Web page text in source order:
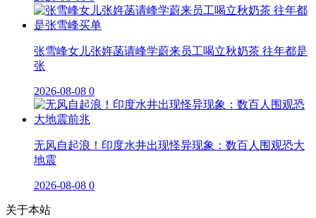
张雪峰女儿张姩菡请峰学蔚来员工喝立秋奶茶 往年都是
张
2026-08-08 0
无风自起浪！印度水井出现怪异现象：数百人围观恐大
地震
2026-08-08 0
关于本站